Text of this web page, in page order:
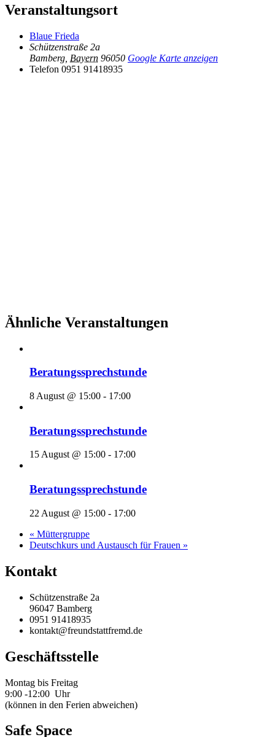
Veranstaltungsort
Blaue Frieda
Schützenstraße 2a
Bamberg Bayern 96050 Google Karte anzeigen
Telefon 0951 91418935
Ähnliche Veranstaltungen
Beratungssprechstunde
8 August @ 15:00 - 17:00
Beratungssprechstunde
15 August @ 15:00 - 17:00
Beratungssprechstunde
22 August @ 15:00 - 17:00
« Müttergruppe
Deutschkurs und Austausch für Frauen »
Kontakt
Schützenstraße 2a
96047 Bamberg
0951 91418935
kontakt@freundstattfremd.de
Geschäftsstelle
Montag bis Freitag
9:00 -12:00 Uhr
(können in den Ferien abweichen)
Safe Space